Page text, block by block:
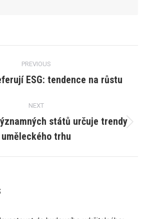
PREVIOUS
Previous
ESG: tendence na růstu
NEXT
post:
států určuje trendy
uměleckého trhu